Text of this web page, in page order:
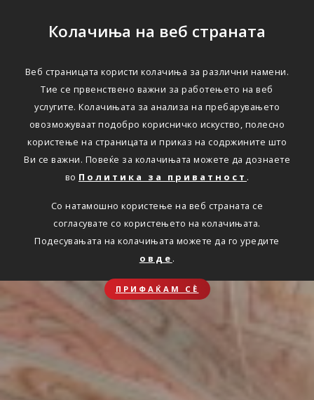
Колачиња на веб страната
Веб страницата користи колачиња за различни намени.
Тие се првенствено важни за работењето на веб
услугите. Колачињата за анализа на пребарувањето
овозможуваат подобро корисничко искуство, полесно
користење на страницата и приказ на содржините што
Ви се важни. Повеќе за колачињата можете да дознаете
во Политика за приватност .
Со натамошно користење на веб страната се
согласувате со користењето на колачињата.
Подесувањата на колачињата можете да го уредите
овде .
ПРИФАЌАМ СЀ